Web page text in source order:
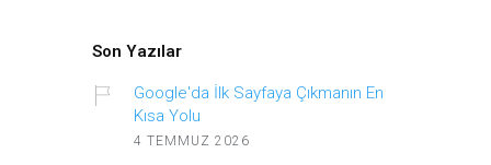
Son Yazılar
Google'da İlk Sayfaya Çıkmanın En
Kısa Yolu
4 TEMMUZ 2026